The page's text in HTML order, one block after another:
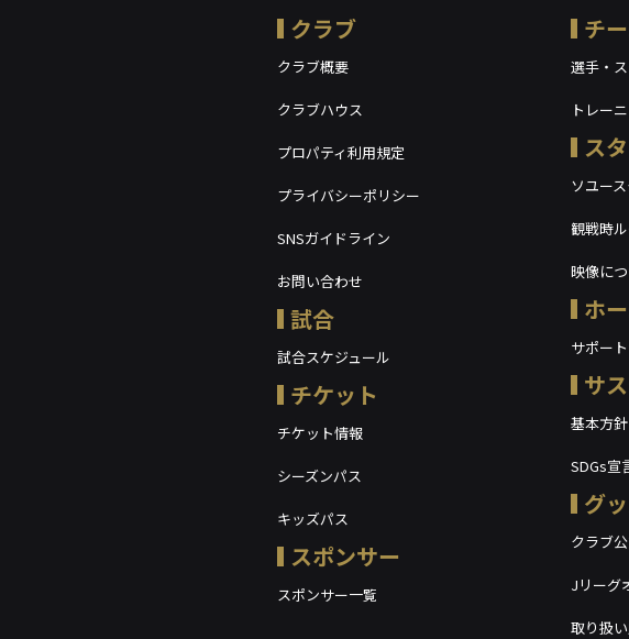
クラブ
クラブ概要
クラブハウス
プロパティ利用規定
プライバシーポリシー
SNSガイドライン
お問い合わせ
試合
試合スケジュール
チケット
チケット情報
シーズンパス
キッズパス
スポンサー
スポンサー一覧
チ
選手・
トレー
ス
ソユー
観戦時
映像に
ホ
サポー
サ
基本方
SDGs宣
グ
クラブ
Jリーグ
取り扱